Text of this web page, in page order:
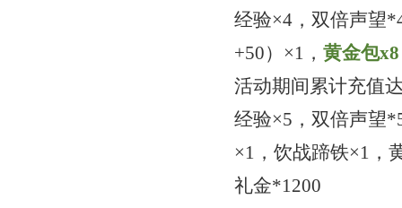
经验×4，双倍声望
+50）×1，黄金包x8
活动期间累计充值
经验×5，双倍声望
×1 ，饮战蹄铁×1，
礼金*1200